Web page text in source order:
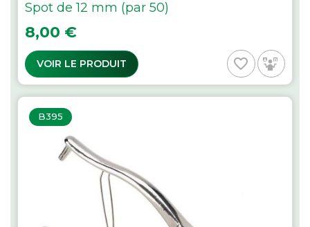
Spot de 12 mm (par 50)
Prix
8,00 €
VOIR LE PRODUIT favorite_border
B395